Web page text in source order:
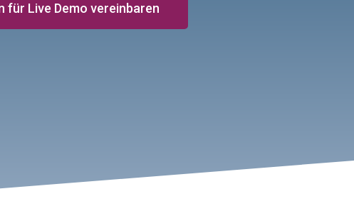
für Live Demo vereinbaren